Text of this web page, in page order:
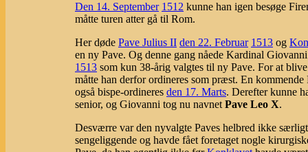
Den 14. September 1512 kunne han igen besøge
måtte turen atter gå til Rom.
Her døde Pave Julius II den 22. Februar 1513 og
en ny Pave. Og denne gang nåede Kardinal
1513 som kun 38-årig valgtes til ny Pave. For at
måtte han derfor ordineres som præst. En
også bispe-ordineres den 17. Marts. Derefter kunne
senior, og Giovanni tog nu navnet Pave Leo X.
Desværre var den nyvalgte Paves helbred ikke
sengeliggende og havde fået foretaget nogle